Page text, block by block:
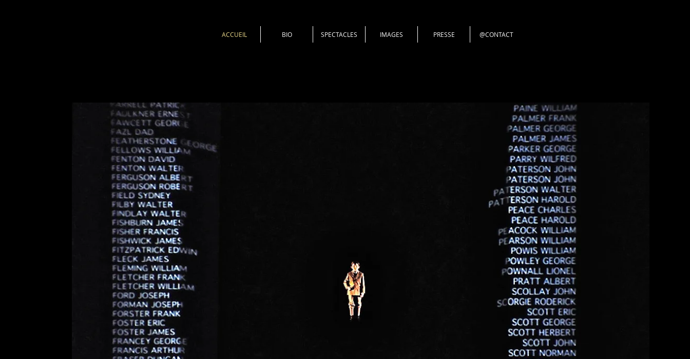
ACCUEIL BIO SPECTACLES IMAGES PRESSE @CONTACT
Cosi
dfdsdjjjsdkqjsjdjhnqjsdhjh